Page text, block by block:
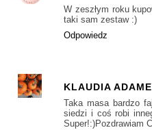
W zeszłym roku
taki sam zestaw :)
Odpowiedz
KLAUDIA
Taka masa bardzo
siedzi i coś robi
Super!:)Pozdrawiam